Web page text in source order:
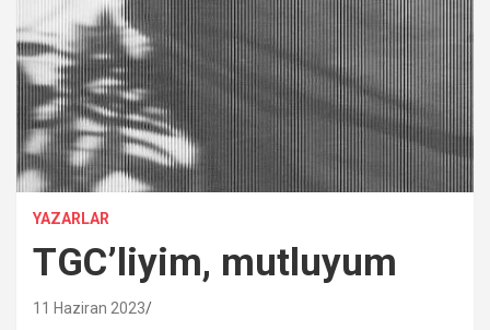
YAZARLAR
TGC’liyim, mutluyum
11 Haziran 2023